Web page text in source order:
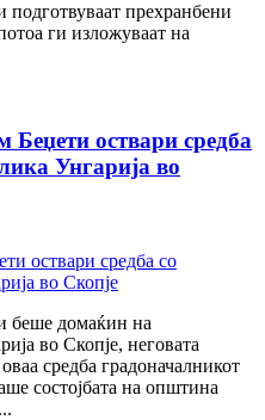
подготвуваат прехранбени
ги изложуваат на
оствари средба
Унгарија во
беше домаќин на
во Скопје, неговата
средба градоначалникот
состојбата на општина